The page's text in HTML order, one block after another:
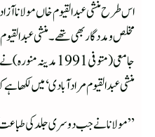
اس طرح منشی عبدالقیوم خاں مولانا
مخلص و مددگاربھی تھے۔ منشی
جامعی
منشی عبدالقیوم مرادآبادی‘ میں لکھا
”مولانا نے جب دوسری جلد کی طباعت کا